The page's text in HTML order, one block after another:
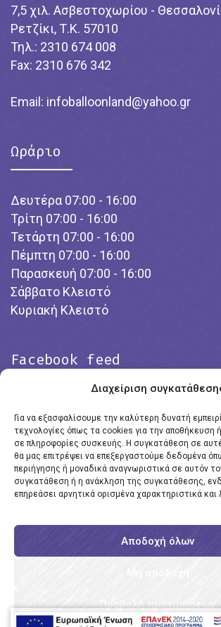
Διαχείριση
Για να εξασφαλίσουμε την καλύτερη δυνατή
τεχνολογίες όπως τα cookies για την αποθήκευση
σε πληροφορίες συσκευής. Η συγκατάθεση σε
θα μας επιτρέψει να επεξεργαστούμε δεδομένα
περιήγησης ή μοναδικά αναγνωριστικά σε αυτόν
συγκατάθεση ή η ανάκληση της συγκατάθεσης,
επηρεάσει αρνητικά ορισμένα χαρακτηριστικά και
Αποδοχή όλων
Προβολή προτιμήσεων
7,5 χιλ. Ασβεστοχωρίου -
Ρετζίκι, Τ.Κ. 57010
Τηλ.: 2310 674 008
Fax: 2310 676 342
Email: infoballoonland@yahoo.gr
Ωράριο
Δευτέρα 07:00 - 16:00
Τρίτη 07:00 - 16:00
Τετάρτη 07:00 - 16:00
Πέμπτη 07:00 - 16:00
Παρασκευή 07:00 - 16:00
Σάββατο Κλειστό
Κυριακή Κλειστό
Facebook feed
Click to accept marketing